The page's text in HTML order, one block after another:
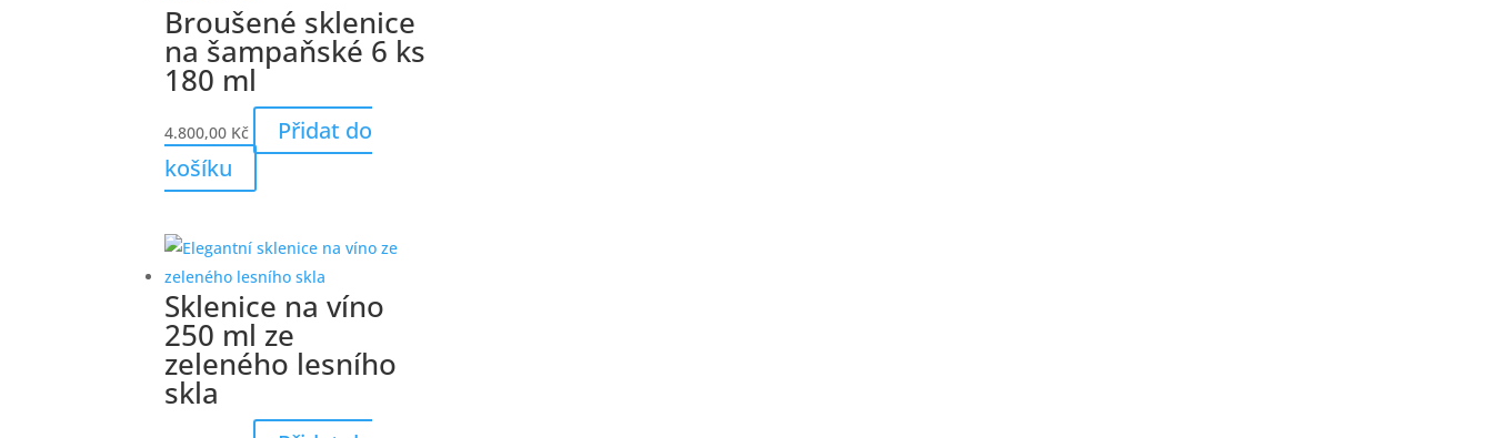
Broušené sklenice
na šampaňské 6 ks
180 ml
4.800,00 Kč
Přidat do
košíku
Sklenice na víno
250 ml ze
zeleného lesního
skla